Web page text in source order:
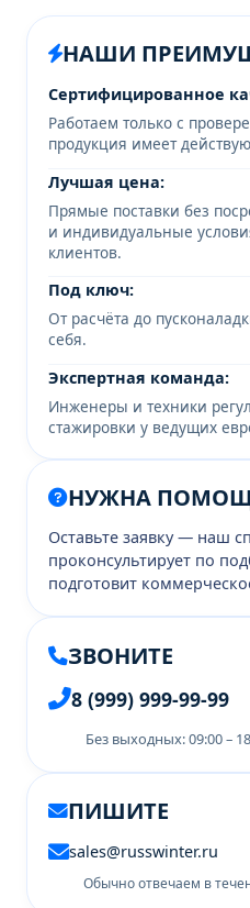
НАШИ
Сертифицированное
Работаем только с
продукция имеет
Лучшая цена:
Прямые поставки без
и индивидуальные
клиентов.
Под ключ:
От расчёта до
себя.
Экспертная команда:
Инженеры и техники
стажировки у ведущих
НУЖНА
Оставьте заявку — наш
проконсультирует по
подготовит
ЗВОНИТЕ
8 (999) 999-99-99
Без выходных: 09:00 –
ПИШИТЕ
sales@russwinter.ru
Обычно отвечаем в